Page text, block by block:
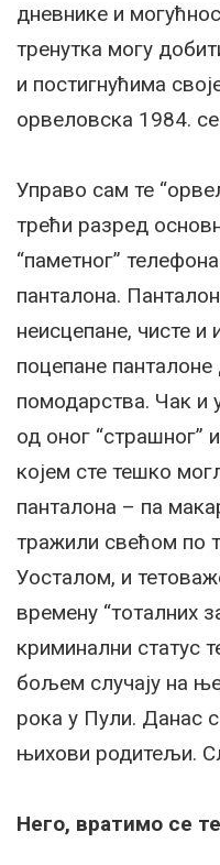
дневнике и
тренутка могу
и постигнућима
орвеловска 1984.
Управо сам те
трећи разред
“паметног”
панталона.
неисцепане, чисте и
поцепане
помодарства. Чак и
од оног “страшног”
којем сте тешко
панталона – па
тражили свећом по
Уосталом, и
времену “тоталних
криминални статус
бољем случају на
рока у Пули. Данас
њихови родитељи.
Него, вратимо се